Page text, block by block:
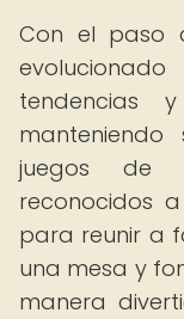
Con el paso
tendencias
juegos de
reconocidos
para reunir a
una mesa y
manera